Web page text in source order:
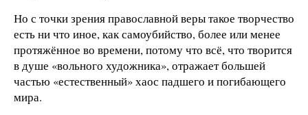
Но с точки зрения православной веры такое творчество
есть ни что иное, как самоубийство, более или менее
протяжённое во времени, потому что всё, что творится
в душе «вольного художника», отражает большей
частью «естественный» хаос падшего и погибающего
мира.